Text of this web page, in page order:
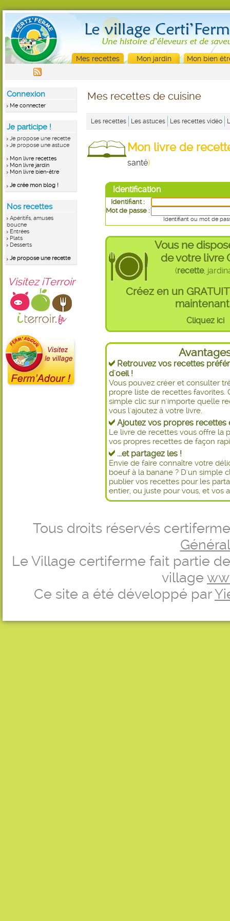
Mes recettes Mon jardin Mon bien
Connexion
Me connecter
Je participe !
Je propose une recette
Je propose une astuce
Mon livre recettes
Mon livre jardin
Mon livre bien-être
Je crée mon blog !
Nos recettes
Apéritifs, amuses
bouche
Entrées
Plats
Desserts
Je propose une recette
Visitez iTerroir
Mes recettes de cuisine
Les recettes Les astuces Les recettes vidéo
Mon livre de
santé)
Identification
Identifiant :
Mot de passe :
Identifiant ou mot de
Vous ne
de votre livre
(recette,
Créez en un
Cliquez ici
Retrouvez vos recettes
d'oeil !
Vous pouvez créer et consulter
propre liste de recettes favorites.
simple clic sur n'importe quelle
vous l'ajoutez à votre livre.
Ajoutez vos propres recettes
Le livre de recettes vous offre la
vos propres recettes de façon
...et partagez les !
Envie de faire connaître votre
boeuf à la banane ? D'un simple
publier vos recettes pour les
entier, ou juste pour vous, et vos
Tous droits réservés
Le Village certiferme fait partie
village
Ce site a été développé par